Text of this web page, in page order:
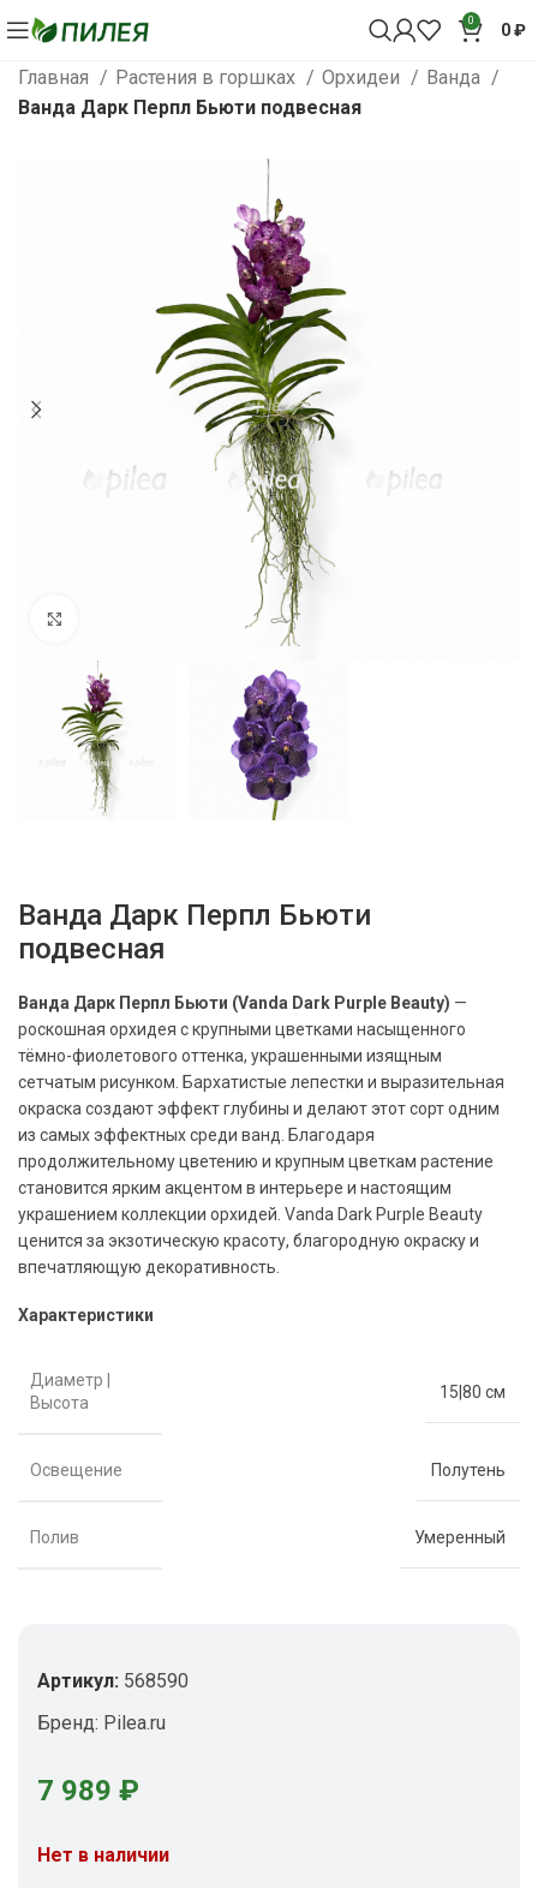
0 0₽
Главная Растения в горшках Орхидеи
Ванда
Ванда Дарк Перпл Бьюти подвесная
Нажмите, чтобы увеличить
Ванда Дарк Перпл Бьюти
подвесная
Ванда Дарк Перпл Бьюти (Vanda Dark Purple Beauty) —
роскошная орхидея с крупными цветками насыщенного
тёмно-фиолетового оттенка, украшенными изящным
сетчатым рисунком. Бархатистые лепестки и выразительная
окраска создают эффект глубины и делают этот сорт одним
из самых эффектных среди ванд. Благодаря
продолжительному цветению и крупным цветкам растение
становится ярким акцентом в интерьере и настоящим
украшением коллекции орхидей. Vanda Dark Purple Beauty
ценится за экзотическую красоту, благородную окраску и
впечатляющую декоративность.
Характеристики
Диаметр |
Высота
15|80 см
Освещение Полутень
Полив Умеренный
Артикул: 568590
Бренд: Pilea.ru
7 989 ₽
Нет в наличии